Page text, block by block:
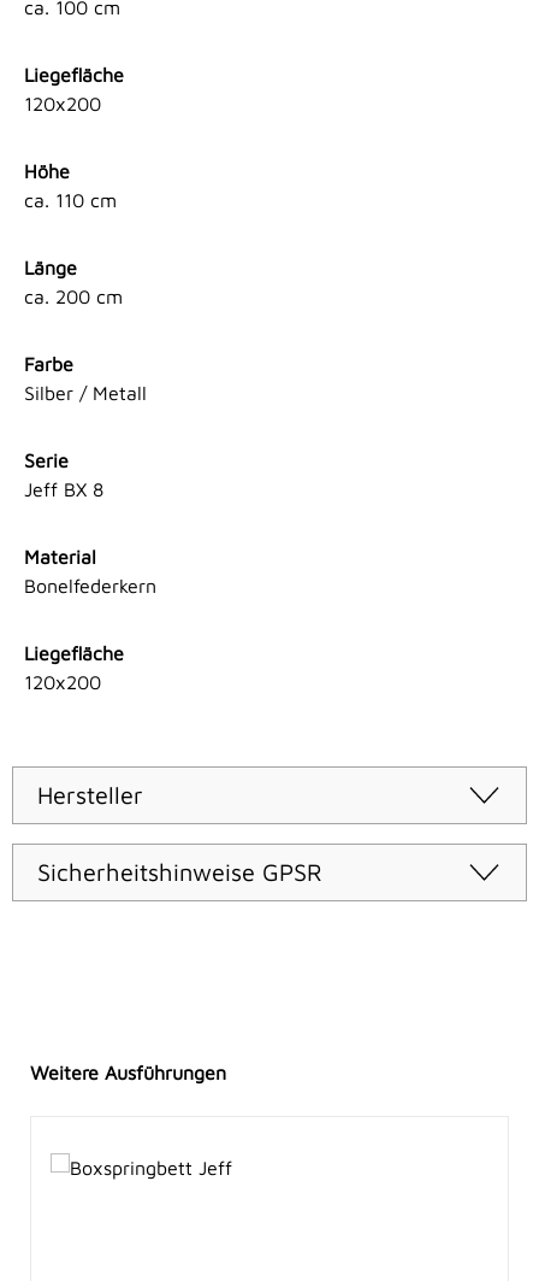
ca. 100 cm
Liegefläche
120x200
Höhe
ca. 110 cm
Länge
ca. 200 cm
Farbe
Silber / Metall
Serie
Jeff BX 8
Material
Bonelfederkern
Liegefläche
120x200
Hersteller
Sicherheitshinweise GPSR
Produktgalerie überspringen
Weitere Ausführungen